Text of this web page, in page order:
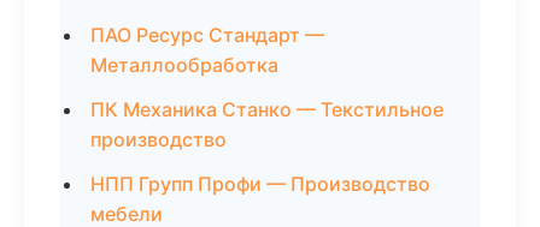
ПАО Ресурс Стандарт —
Металлообработка
ПК Механика Станко — Текстильное
производство
НПП Групп Профи — Производство
мебели